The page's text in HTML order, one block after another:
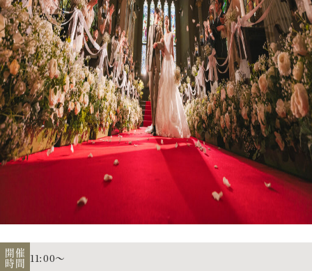
ブライダルフェア
ニュース
パーティレポート
よくあるご質問
開催
時間 11:00～